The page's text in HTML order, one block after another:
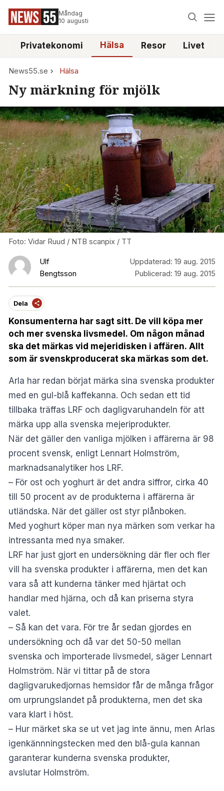
Måndag
10 augusti
Privatekonomi Hälsa Resor Livet
News55.se Hälsa
Ny märkning för mjölk
Foto: Vidar Ruud / NTB scanpix / TT
Ulf
Bengtsson
Uppdaterad: 19 aug. 2015
Publicerad: 19 aug. 2015
Dela
Konsumenterna har sagt sitt. De vill köpa mer
och mer svenska livsmedel. Om någon månad
ska det märkas vid mejeridisken i affären. Allt
som är svenskproducerat ska märkas som det.
Arla har redan börjat märka sina svenska produkter
med en gul-blå kaffekanna. Och sedan ett tid
tillbaka träffas LRF och dagligvaruhandeln för att
märka upp alla svenska mejeriprodukter.
När det gäller den vanliga mjölken i affärerna är 98
procent svensk, enligt Lennart Holmström,
marknadsanalytiker hos LRF.
– För ost och yoghurt är det andra siffror, cirka 40
till 50 procent av de produkterna i affärerna är
utländska. När det gäller ost styr plånboken.
Med yoghurt köper man nya märken som verkar ha
intressanta med nya smaker.
LRF har just gjort en undersökning där fler och fler
vill ha svenska produkter i affärerna, men det kan
vara så att kunderna tänker med hjärtat och
handlar med hjärna, och då kan priserna styra
valet.
– Så kan det vara. För tre år sedan gjordes en
undersökning och då var det 50-50 mellan
svenska och importerade livsmedel, säger Lennart
Holmström. När vi tittar på de stora
dagligvarukedjornas hemsidor får de många frågor
om urprungslandet på produkterna, men det ska
vara klart i höst.
– Hur märket ska se ut vet jag inte ännu, men Arlas
igenkännningstecken med den blå-gula kannan
garanterar kunderna svenska produkter,
avslutar Holmström.